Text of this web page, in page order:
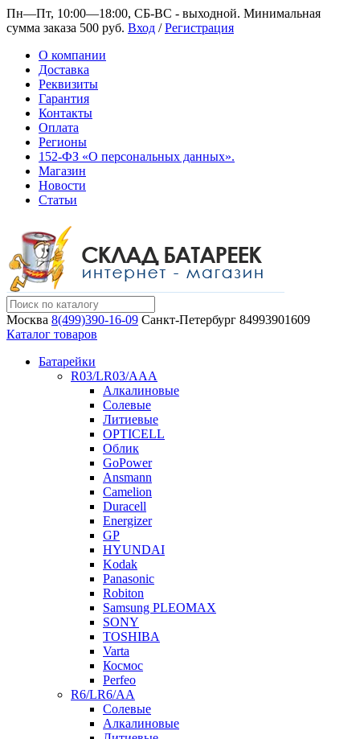
Пн—Пт, 10:00—18:00, СБ-ВС - выходной. Минимальная
сумма заказа 500 руб. Вход /Регистрация
О компании
Доставка
Реквизиты
Гарантия
Контакты
Оплата
Регионы
152-ФЗ «О персональных данных».
Магазин
Новости
Статьи
Москва 8(499)390-16-09 Санкт-Петербург 84993901609
Каталог товаров
Батарейки
R03/LR03/AAA
Алкалиновые
Солевые
Литиевые
OPTICELL
Облик
GoPower
Ansmann
Camelion
Duracell
Energizer
GP
HYUNDAI
Kodak
Panasonic
Robiton
Samsung PLEOMAX
SONY
TOSHIBA
Varta
Космос
Perfeo
R6/LR6/AA
Солевые
Алкалиновые